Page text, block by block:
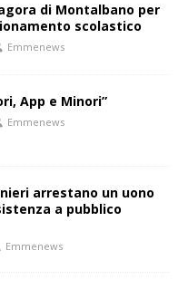
di Montalbano per
scolastico
Emmenews
App e Minori”
Emmenews
arrestano un uono
a pubblico
Emmenews